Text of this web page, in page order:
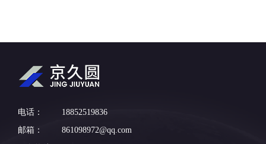
电话：
18852519836
邮箱：
861098972@qq.com